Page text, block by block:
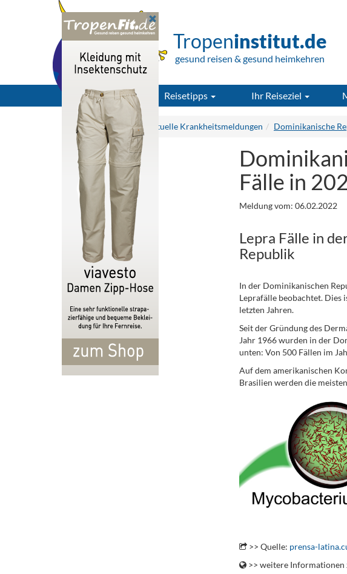
Tropeninstitut.de
gesund reisen & gesund heimkehren
Reisetipps Ihr Reiseziel
Tropeninstitut.de Aktuelle Krankheitsmeldungen Dominikanische
Fälle in
Meldung vom: 06.02.2022
Lepra Fälle in
Republik
In der Dominikanischen
Leprafälle beobachtet. Dies
letzten Jahren.
Seit der Gründung des
Jahr 1966 wurden in der
unten: Von 500 Fällen im
Auf dem amerikanischen
Brasilien werden die
>> Quelle: prensa-
>> weitere Informationen